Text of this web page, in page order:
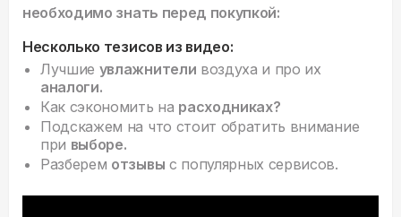
необходимо знать перед покупкой:
Несколько тезисов из видео:
Лучшие увлажнители воздуха и про их
аналоги.
Как сэкономить на расходниках?
Подскажем на что стоит обратить внимание
при выборе.
Разберем отзывы с популярных сервисов.